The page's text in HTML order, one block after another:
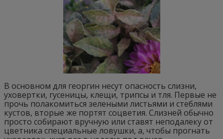
В основном для георгин несут опасность слизни,
уховертки, гусеницы, клещи, трипсы и тля. Первые не
прочь полакомиться зелеными листьями и стеблями
кустов, вторые же портят соцветия. Слизней обычно
просто собирают вручную или ставят неподалеку от
цветника специальные ловушки, а, чтобы прогнать